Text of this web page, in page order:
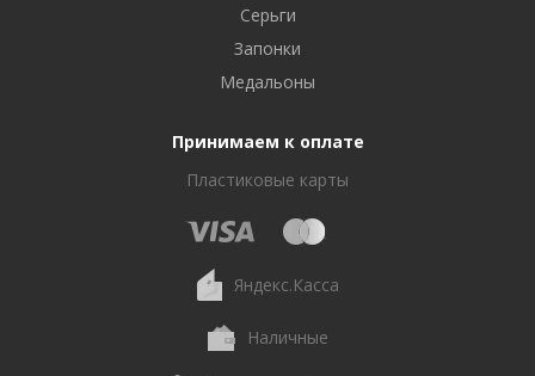
Серьги
Запонки
Медальоны
Принимаем к оплате
Пластиковые карты
Яндекс.Касса
Наличные